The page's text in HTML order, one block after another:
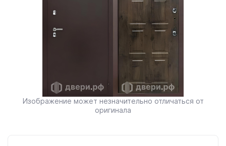
Изображение может незначительно отличаться от
оригинала